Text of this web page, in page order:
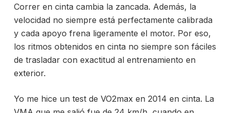
Correr en cinta cambia la zancada. Además, la
velocidad no siempre está perfectamente calibrada
y cada apoyo frena ligeramente el motor. Por eso,
los ritmos obtenidos en cinta no siempre son fáciles
de trasladar con exactitud al entrenamiento en
exterior.
Yo me hice un test de VO2max en 2014 en cinta. La